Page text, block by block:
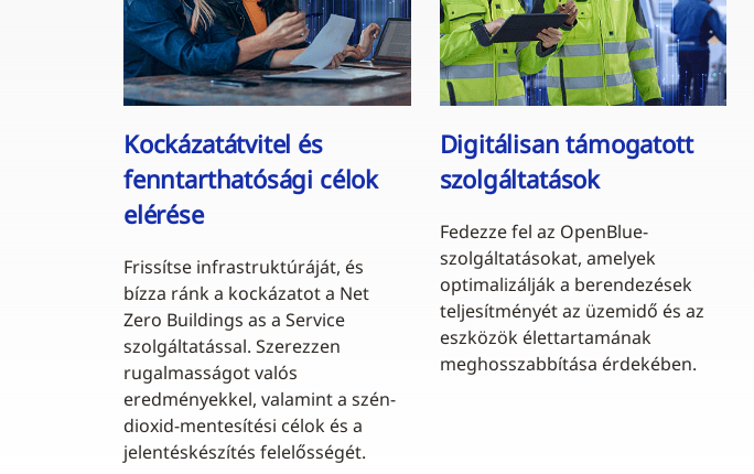
Kockázatátvitel és
fenntarthatósági célok
elérése
Frissítse infrastruktúráját, és
bízza ránk a kockázatot a Net
Zero Buildings as a Service
szolgáltatással. Szerezzen
rugalmasságot valós
eredményekkel, valamint a szén-
dioxid-mentesítési célok és a
jelentéskészítés felelősségét.
Digitálisan támogatott
szolgáltatások
Fedezze fel az OpenBlue-
szolgáltatásokat, amelyek
optimalizálják a berendezések
teljesítményét az üzemidő és az
eszközök élettartamának
meghosszabbítása érdekében.